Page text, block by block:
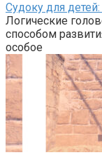
Судоку для
Логические
способом
особое